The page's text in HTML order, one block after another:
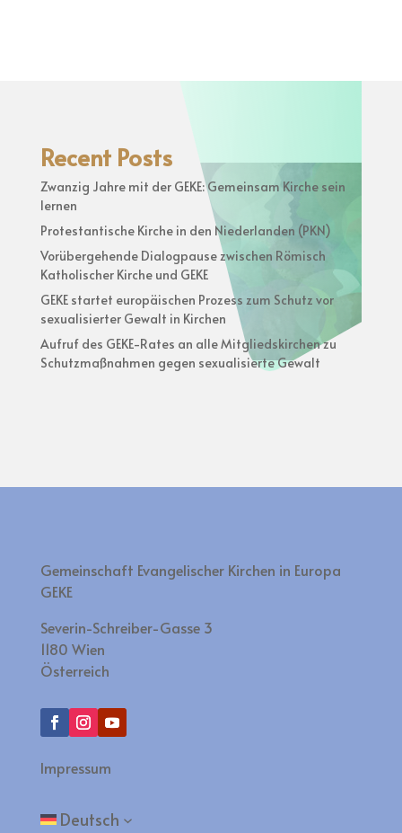
Recent Posts
Zwanzig Jahre mit der GEKE: Gemeinsam Kirche sein
lernen
Protestantische Kirche in den Niederlanden (PKN)
Vorübergehende Dialogpause zwischen Römisch
Katholischer Kirche und GEKE
GEKE startet europäischen Prozess zum Schutz vor
sexualisierter Gewalt in Kirchen
Aufruf des GEKE-Rates an alle Mitgliedskirchen zu
Schutzmaßnahmen gegen sexualisierte Gewalt
Gemeinschaft Evangelischer Kirchen in Europa
GEKE
Severin-Schreiber-Gasse 3
1180 Wien
Österreich
Impressum
Deutsch